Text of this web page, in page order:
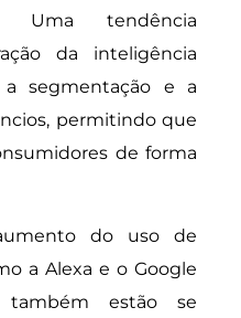
Uma tendência
da inteligência
a segmentação e a
permitindo que
de forma
do uso de
a Alexa e o Google
também estão se